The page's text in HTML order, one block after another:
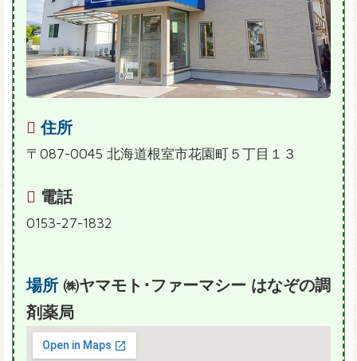
住所
〒087-0045 北海道根室市花園町５丁目１３
電話
0153-27-1832
場所 ㈱ヤマモト･ファーマシー はなぞの調
剤薬局